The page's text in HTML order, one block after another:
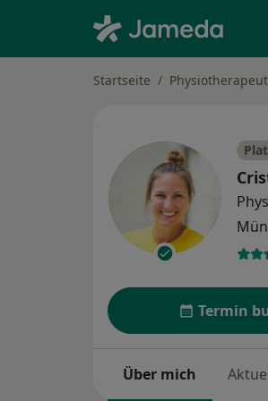
Startseite Physiotherapeut
Termin
Über mich